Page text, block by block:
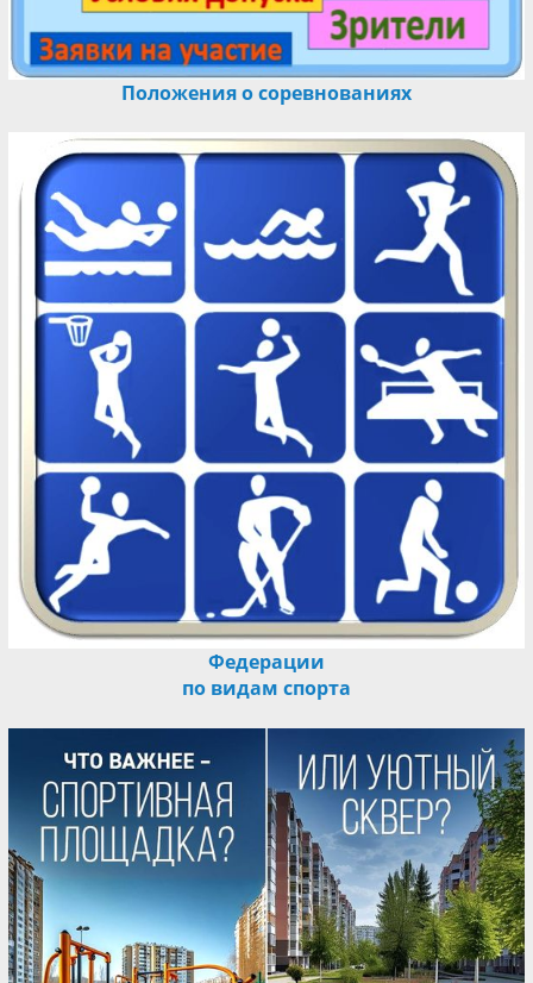
Положения о соревнованиях
Федерации
по видам спорта